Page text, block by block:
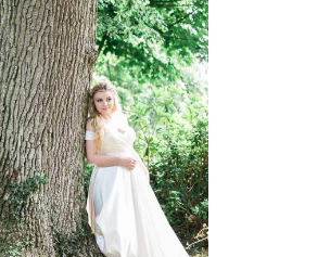
ÜBER UNS
HOCHZEIT
REPORTAGEN